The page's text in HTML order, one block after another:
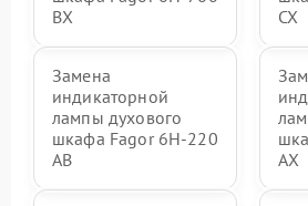
BX
CX
Замена
индикаторной
лампы духового
шкафа Fagor 6H-220
AB
AX